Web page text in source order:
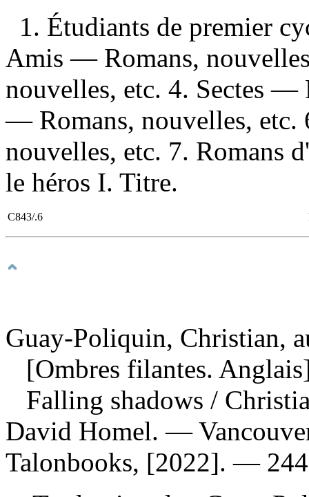
1. Étudiants de premier
Amis — Romans,
nouvelles, etc. 4. Sectes —
— Romans, nouvelles, etc.
nouvelles, etc. 7. Romans
le héros I. Titre.
C843/.6
Guay-Poliquin, Christian,
[Ombres filantes.
Falling shadows /
David Homel. —
Talonbooks, [2022]. — 244